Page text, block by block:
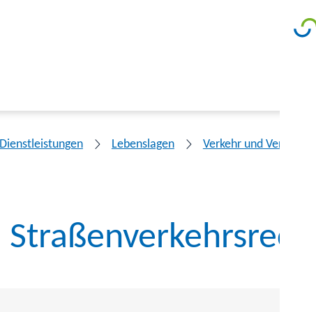
Dienstleistungen Lebenslagen Verkehr und